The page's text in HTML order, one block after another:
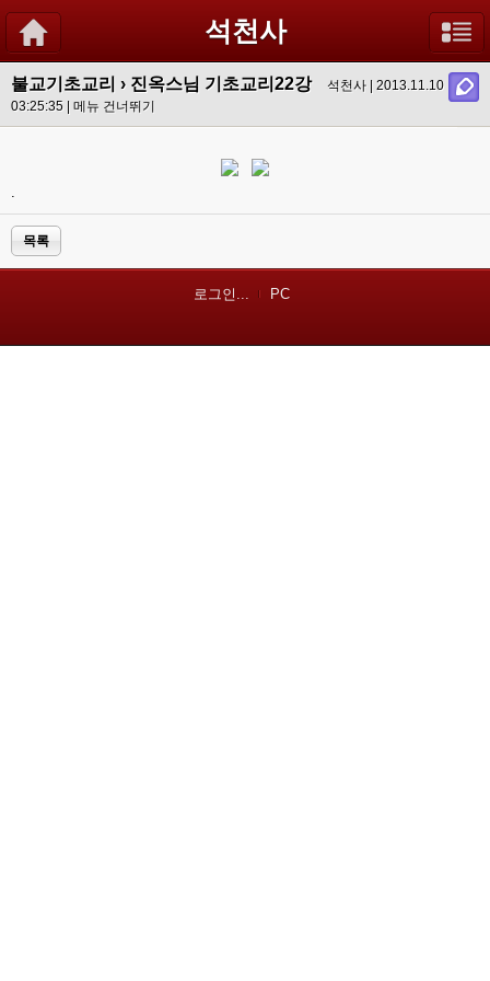
석천사
불교기초교리 › 진옥스님 기초교리22강
석천사 | 2013.11.10
03:25:35 | 메뉴 건너뛰기
.
목록
로그인... PC